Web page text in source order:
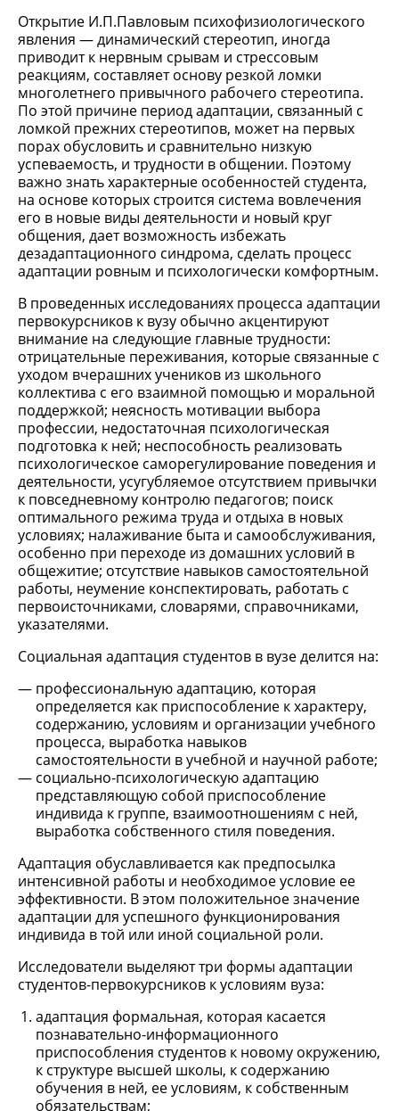
Открытие И.П.Павловым психофизиологического
явления — динамический стереотип, иногда
приводит к нервным срывам и стрессовым
реакциям, составляет основу резкой ломки
многолетнего привычного рабочего стереотипа.
По этой причине период адаптации, связанный с
ломкой прежних стереотипов, может на первых
порах обусловить и сравнительно низкую
успеваемость, и трудности в общении. Поэтому
важно знать характерные особенностей студента,
на основе которых строится система вовлечения
его в новые виды деятельности и новый круг
общения, дает возможность избежать
дезадаптационного синдрома, сделать процесс
адаптации ровным и психологически комфортным.
В проведенных исследованиях процесса адаптации
первокурсников к вузу обычно акцентируют
внимание на следующие главные трудности:
отрицательные переживания, которые связанные с
уходом вчерашних учеников из школьного
коллектива с его взаимной помощью и моральной
поддержкой; неясность мотивации выбора
профессии, недостаточная психологическая
подготовка к ней; неспособность реализовать
психологическое саморегулирование поведения и
деятельности, усугубляемое отсутствием привычки
к повседневному контролю педагогов; поиск
оптимального режима труда и отдыха в новых
условиях; налаживание быта и самообслуживания,
особенно при переходе из домашних условий в
общежитие; отсутствие навыков самостоятельной
работы, неумение конспектировать, работать с
первоисточниками, словарями, справочниками,
указателями.
Социальная адаптация студентов в вузе делится на:
профессиональную адаптацию, которая
определяется как приспособление к характеру,
содержанию, условиям и организации учебного
процесса, выработка навыков
самостоятельности в учебной и научной работе;
социально-психологическую адаптацию
представляющую собой приспособление
индивида к группе, взаимоотношениям с ней,
выработка собственного стиля поведения.
Адаптация обуславливается как предпосылка
интенсивной работы и необходимое условие ее
эффективности. В этом положительное значение
адаптации для успешного функционирования
индивида в той или иной социальной роли.
Исследователи выделяют три формы адаптации
студентов-первокурсников к условиям вуза:
адаптация формальная, которая касается
познавательно-информационного
приспособления студентов к новому окружению,
к структуре высшей школы, к содержанию
обучения в ней, ее условиям, к собственным
обязательствам;